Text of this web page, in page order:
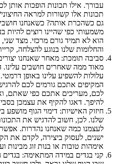
עבורך. אילו תכונות הופכות אותן
תכונות אלו קשורות למראה
גם כשהכרת אותה? כשאנחנו
משמעותי כפי שהיינו רוצים להיות
הוא לא תמיד גורם מרכזי. מצד
והחלומות שלנו בנוגע להצלחה,
סביבה תומכת: מאחר שאנחנו
מאוד ממה שאחרים חושבים עלינו.
עלולות להשפיע עלינו באופן
המקיפים אתכם גורמים לכם
לכם, מעריכים אתכם כפי שאתם,
להיפך. דאגו להקיף את עצמכן
חיזוק האישיות: דימוי הגוף
שלנו. לכן, חשוב להדגיש את
לעצמנו כמה שאנחנו נהדרות.
ישנים, לעסוק ביצירה, לקדם את
אימהות טובות או בנות זוג מבינות
קני בגדים במידה המתאימה: בגדים